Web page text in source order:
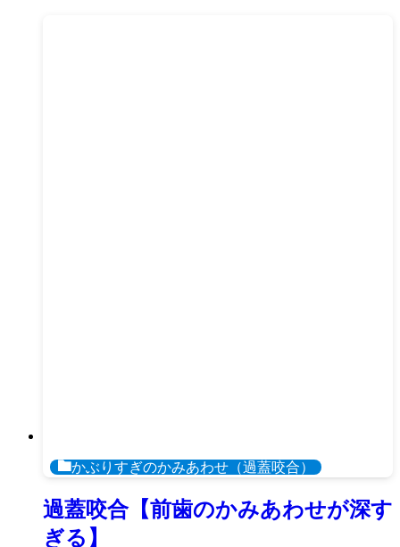
かぶりすぎのかみあわせ（過蓋咬合）
過蓋咬合【前歯のかみあわせが深す
ぎる】